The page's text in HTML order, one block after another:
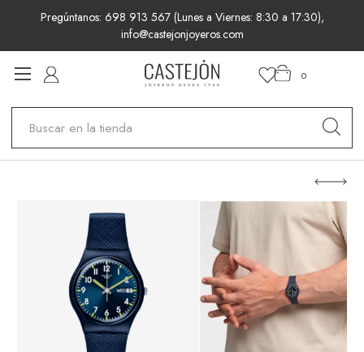
Pregúntanos: 698 913 567 (Lunes a Viernes: 8:30 a 17:30),
info@castejonjoyeros.com
0